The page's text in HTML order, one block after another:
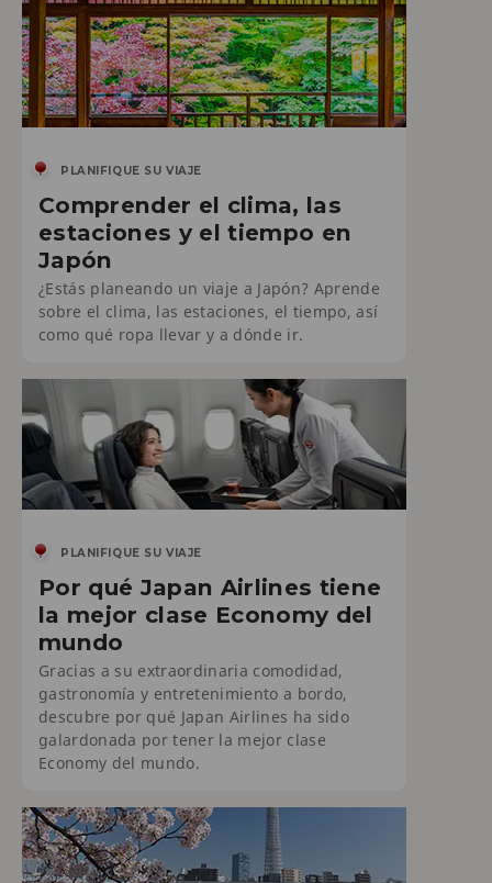
PLANIFIQUE SU VIAJE
Comprender el clima, las
estaciones y el tiempo en
Japón
¿Estás planeando un viaje a Japón? Aprende
sobre el clima, las estaciones, el tiempo, así
como qué ropa llevar y a dónde ir.
PLANIFIQUE SU VIAJE
Por qué Japan Airlines tiene
la mejor clase Economy del
mundo
Gracias a su extraordinaria comodidad,
gastronomía y entretenimiento a bordo,
descubre por qué Japan Airlines ha sido
galardonada por tener la mejor clase
Economy del mundo.